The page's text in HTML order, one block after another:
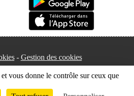
Gestion des cookies
vous donne le contrôle sur ceux que